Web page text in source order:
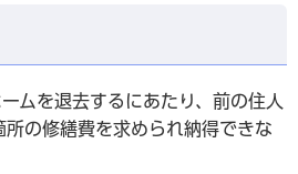
ムを退去するにあたり、前の住人
所の修繕費を求められ納得できな